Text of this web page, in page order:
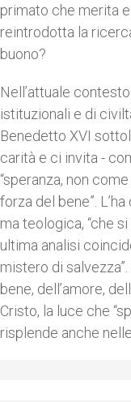
primato che merita
reintrodotta la
buono?
Nell’attuale
istituzionali e di
Benedetto XVI
carità e ci invita -
“speranza, non
forza del bene”.
ma teologica, “che
ultima analisi
mistero di
bene, dell’amore,
Cristo, la luce che
risplende anche